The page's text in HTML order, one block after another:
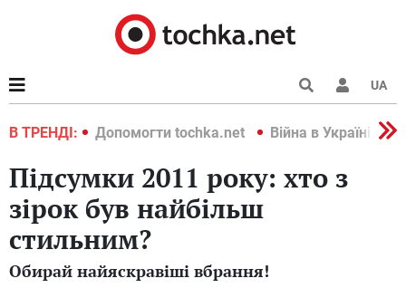
UA
В ТРЕНДІ:
2022 Допомогти tochka.net Війна в Україні 2022
Підсумки 2011 року: хто з
зірок був найбільш
стильним?
Обирай найяскравіші вбрання!